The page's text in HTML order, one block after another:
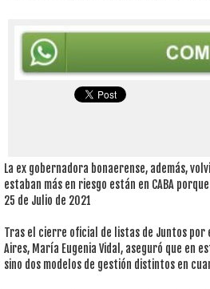
La ex gobernadora bonaerense, además,
estaban más en riesgo están en CABA
25 de Julio de 2021
Tras el cierre oficial de listas de Juntos por
Aires, María Eugenia Vidal, aseguró que en
sino dos modelos de gestión distintos en